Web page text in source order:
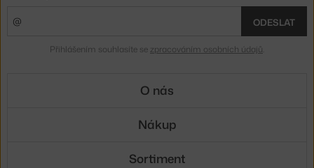
ODESLAT
Přihlášením souhlasíte se zpracováním osobních údajů
O nás
Nákup
Sortiment